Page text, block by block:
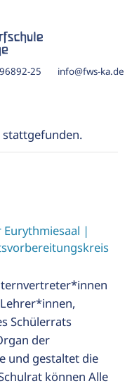
25 info@fws-ka.de
stattgefunden.
|
Schülerrats
der
und gestaltet die
können Alle